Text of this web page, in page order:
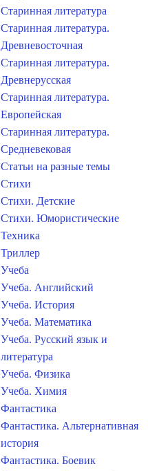
Старинная литература
Старинная литература.
Древневосточная
Старинная литература.
Древнерусская
Старинная литература.
Европейская
Старинная литература.
Средневековая
Статьи на разные темы
Стихи
Стихи. Детские
Стихи. Юмористические
Техника
Триллер
Учеба
Учеба. Английский
Учеба. История
Учеба. Математика
Учеба. Русский язык и
литература
Учеба. Физика
Учеба. Химия
Фантастика
Фантастика. Альтернативная
история
Фантастика. Боевик